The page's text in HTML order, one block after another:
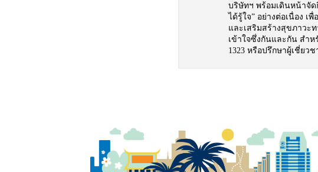
บริษัทฯ พร้อมเดินหน้าจัด
ได้รู้ใจ” อย่างต่อเนื่อง
และเสริมสร้างสุขภาวะ
เข้าใจซึ่งกันและกัน สำ
1323 หรือปรึกษาผู้เชี่ย